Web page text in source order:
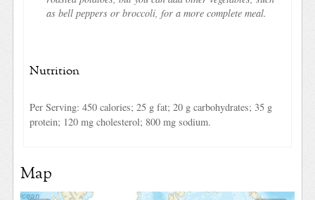
as bell peppers or broccoli, for a more complete meal.
Nutrition
Per Serving: 450 calories; 25 g fat; 20 g carbohydrates; 35 g
protein; 120 mg cholesterol; 800 mg sodium.
Map